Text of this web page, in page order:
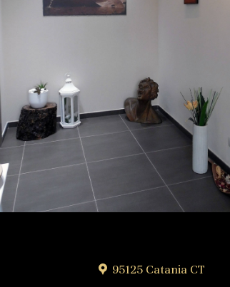
95125 Catania CT